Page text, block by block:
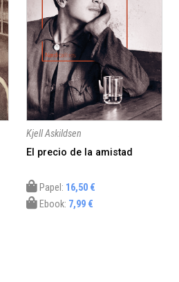
Kjell Askildsen
El precio de la amistad
Papel: 16,50 €
Ebook: 7,99 €